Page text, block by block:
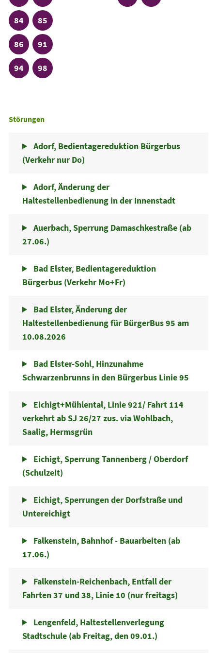
Linie
84 Linie
85
Linie
86 Linie
91
Linie
94 Linie
98
Störungen
Adorf, Bedientagereduktion Bürgerbus
(Verkehr nur Do)
Adorf, Änderung der
Haltestellenbedienung in der Innenstadt
Auerbach, Sperrung Damaschkestraße (ab
27.06.)
Bad Elster, Bedientagereduktion
Bürgerbus (Verkehr Mo+Fr)
Bad Elster, Änderung der
Haltestellenbedienung für BürgerBus 95 am
10.08.2026
Bad Elster-Sohl, Hinzunahme
Schwarzenbrunns in den Bürgerbus Linie 95
Eichigt+Mühlental, Linie 921/ Fahrt 114
verkehrt ab SJ 26/27 zus. via Wohlbach,
Saalig, Hermsgrün
Eichigt, Sperrung Tannenberg / Oberdorf
(Schulzeit)
Eichigt, Sperrungen der Dorfstraße und
Untereichigt
Falkenstein, Bahnhof - Bauarbeiten (ab
17.06.)
Falkenstein-Reichenbach, Entfall der
Fahrten 37 und 38, Linie 10 (nur freitags)
Lengenfeld, Haltestellenverlegung
Stadtschule (ab Freitag, den 09.01.)